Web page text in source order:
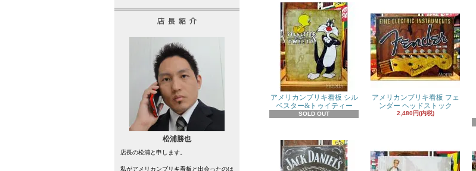
松浦勝也
店長の松浦と申します。
私がアメリカンブリキ看板と出会ったのは
アメリカンブリキ看板 シル
ベスター&トゥイティー
SOLD OUT
アメリカンブリキ看板 フェ
ンダー ヘッドストック
2,480円(内税)